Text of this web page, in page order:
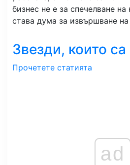
бизнес не е за спечелване
става дума за извършване на
Звезди, които
Прочетете статията
ad